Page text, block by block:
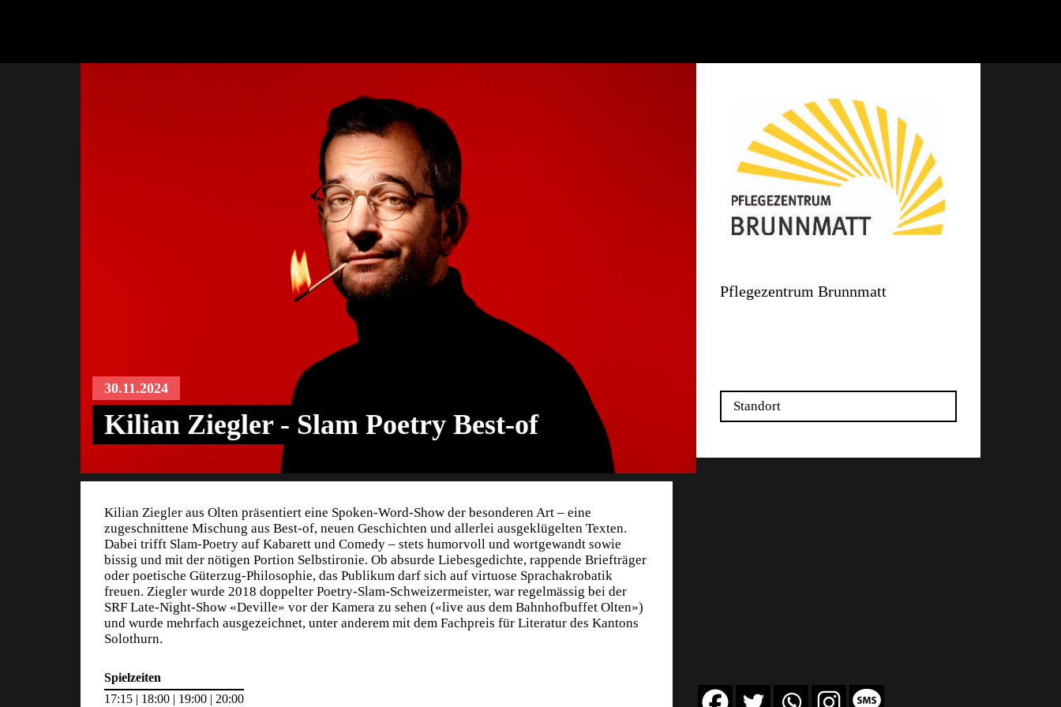
30.11.2024
Kilian Ziegler - Slam Poetry Best-of
Kilian Ziegler aus Olten präsentiert eine Spoken-Word-Show der besonderen Art – eine
zugeschnittene Mischung aus Best-of, neuen Geschichten und allerlei ausgeklügelten Texten.
Dabei trifft Slam-Poetry auf Kabarett und Comedy – stets humorvoll und wortgewandt sowie
bissig und mit der nötigen Portion Selbstironie. Ob absurde Liebesgedichte, rappende Briefträger
oder poetische Güterzug-Philosophie, das Publikum darf sich auf virtuose Sprachakrobatik
freuen. Ziegler wurde 2018 doppelter Poetry-Slam-Schweizermeister, war regelmässig bei der
SRF Late-Night-Show «Deville» vor der Kamera zu sehen («live aus dem Bahnhofbuffet Olten»)
und wurde mehrfach ausgezeichnet, unter anderem mit dem Fachpreis für Literatur des Kantons
Solothurn.
Spielzeiten
17:15 | 18:00 | 19:00 | 20:00
Pflegezentrum Brunnmatt
Standort